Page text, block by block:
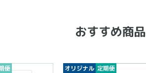
おすすめ商品
便 オリジナル 定期便